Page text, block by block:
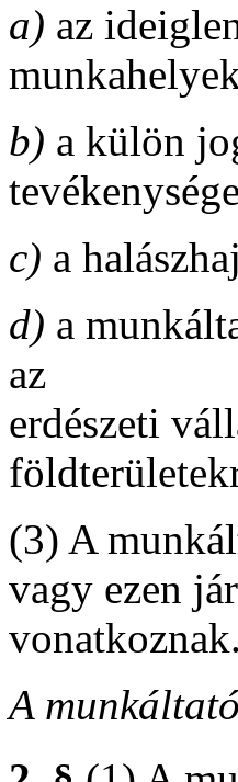
a) az
b) a külön
c) a
d) a
az
erdészeti
(3) A
vagy ezen
vonatkoznak.
A